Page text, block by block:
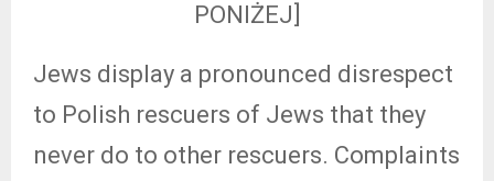
PONIŻEJ]
Jews display a pronounced disrespect
to Polish rescuers of Jews that they
never do to other rescuers. Complaints